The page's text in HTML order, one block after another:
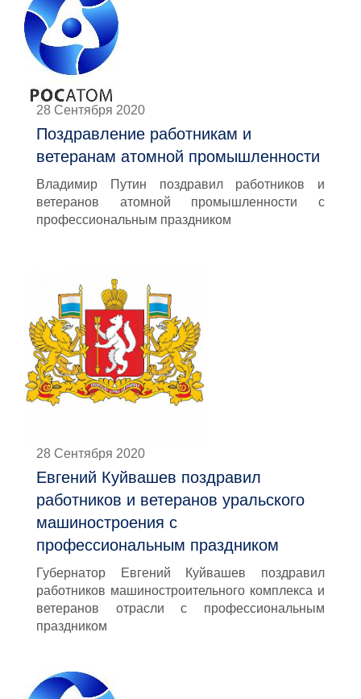
28 Сентября 2020
Поздравление работникам и
ветеранам атомной промышленности
Владимир Путин поздравил работников и
ветеранов атомной промышленности с
профессиональным праздником
28 Сентября 2020
Евгений Куйвашев поздравил
работников и ветеранов уральского
машиностроения с
профессиональным праздником
Губернатор Евгений Куйвашев поздравил
работников машиностроительного комплекса и
ветеранов отрасли с профессиональным
праздником